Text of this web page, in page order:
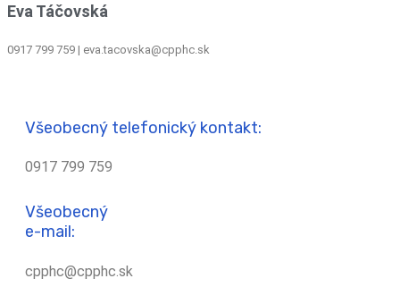
Eva Táčovská
0917 799 759 | eva.tacovska@cpphc.sk
Všeobecný telefonický kontakt:
0917 799 759
Všeobecný
e-mail:
cpphc@cpphc.sk